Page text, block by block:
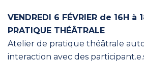
VENDREDI 6 FÉVRIER de 16H à
PRATIQUE THÉÂTRALE
Atelier de pratique théâtrale
interaction avec des